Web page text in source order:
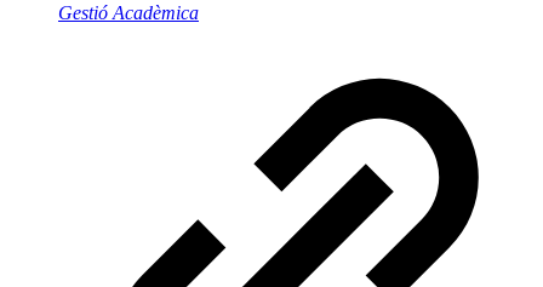
Gestió Acadèmica